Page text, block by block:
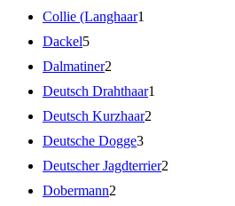
Collie (Langhaar1
Dackel5
Dalmatiner2
Deutsch Drahthaar1
Deutsch Kurzhaar2
Deutsche Dogge3
Deutscher Jagdterrier2
Dobermann2